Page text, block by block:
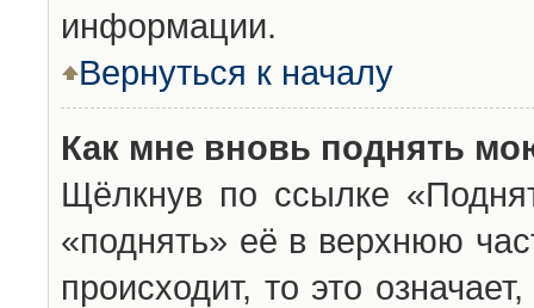
информации.
Вернуться к началу
Как мне вновь поднять
Щёлкнув по ссылке
«поднять» её в верхнюю
происходит, то это